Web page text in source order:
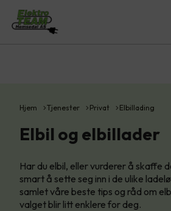
Hjem Tjenester Privat Elbillading
Elbil og elbillader
Har du elbil, eller vurderer å skaffe
smart å sette seg inn i de ulike
samlet våre beste tips og råd om
valget blir litt enklere for deg.